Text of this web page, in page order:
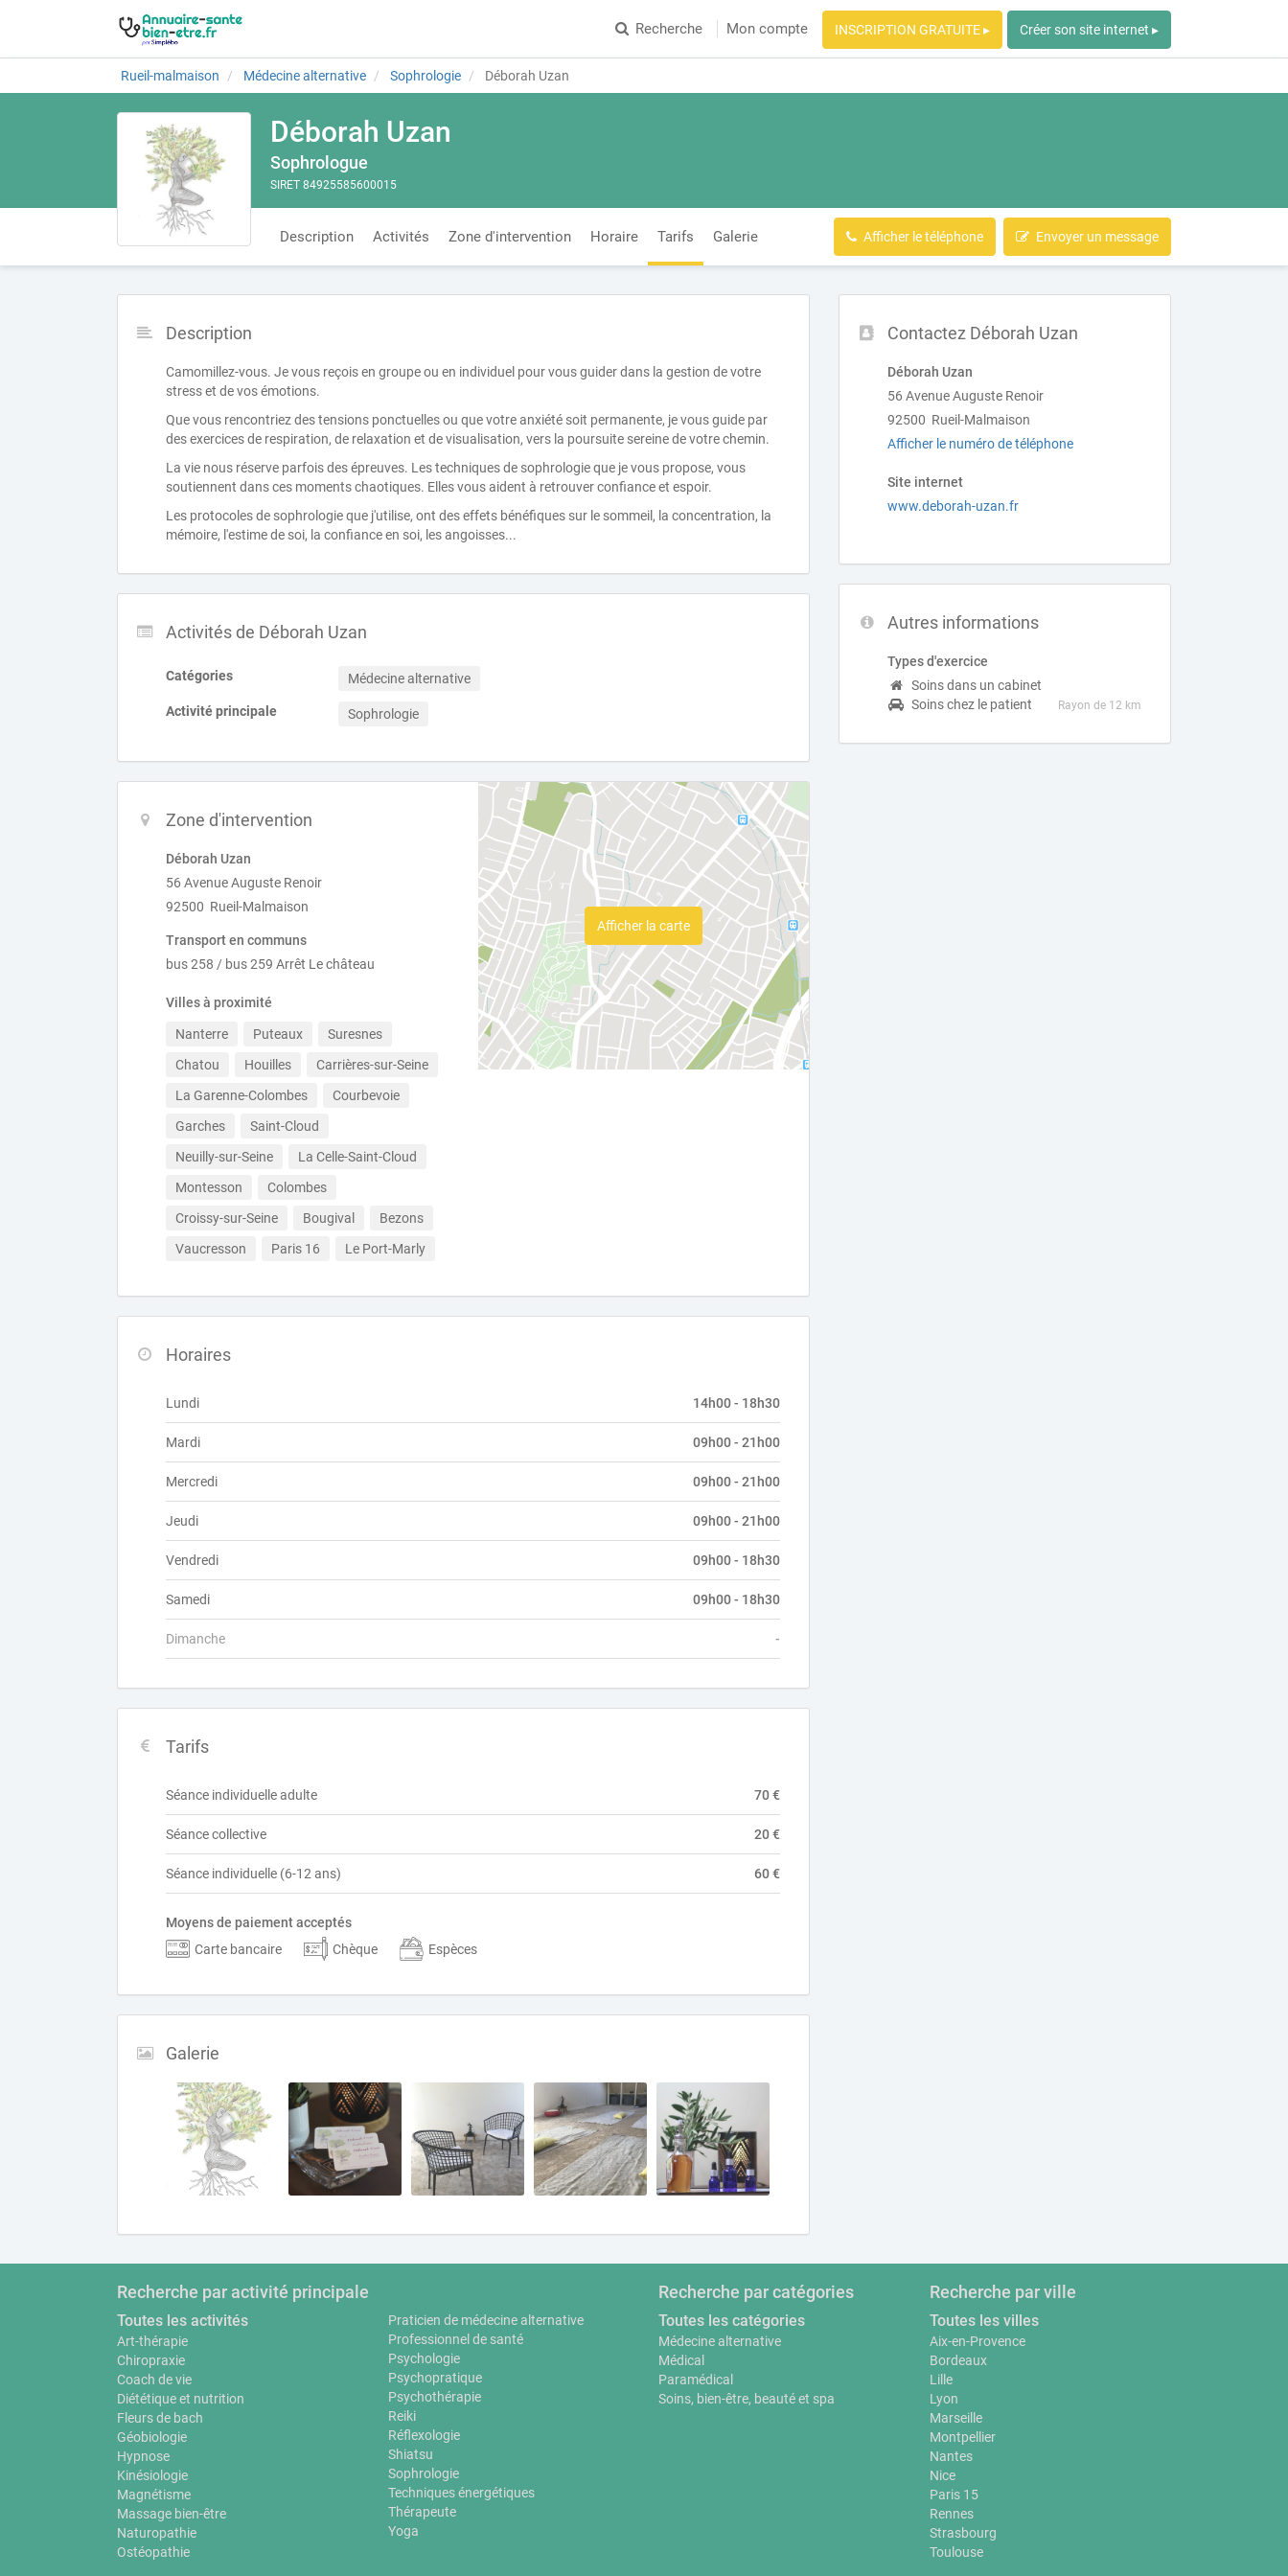
Recherche Mon compte INSCRIPTION GRATUITE ▸ Créer son site internet ▸
Rueil-malmaison Médecine alternative Sophrologie Déborah Uzan
Déborah Uzan
Sophrologue
SIRET 84925585600015
Description Activités Zone d'intervention Horaire Tarifs Galerie Afficher le téléphone Envoyer un message
Contactez Déborah Uzan
Déborah Uzan
56 Avenue Auguste Renoir
92500 Rueil-Malmaison
Afficher le numéro de téléphone
Site internet
www.deborah-uzan.fr
Autres informations
Types d'exercice
Soins dans un cabinet
Soins chez le patient
Rayon de 12 km
Description
Camomillez-vous. Je vous reçois en groupe ou en individuel pour vous guider dans la gestion de votre
stress et de vos émotions.
Que vous rencontriez des tensions ponctuelles ou que votre anxiété soit permanente, je vous guide par
des exercices de respiration, de relaxation et de visualisation, vers la poursuite sereine de votre chemin.
La vie nous réserve parfois des épreuves. Les techniques de sophrologie que je vous propose, vous
soutiennent dans ces moments chaotiques. Elles vous aident à retrouver confiance et espoir.
Les protocoles de sophrologie que j'utilise, ont des effets bénéfiques sur le sommeil, la concentration, la
mémoire, l'estime de soi, la confiance en soi, les angoisses...
Activités de Déborah Uzan
Catégories Médecine alternative
Activité principale Sophrologie
Zone d'intervention
Déborah Uzan
56 Avenue Auguste Renoir
92500 Rueil-Malmaison
Transport en communs
bus 258 / bus 259 Arrêt Le château
Villes à proximité
Nanterre Puteaux
Suresnes
Chatou
Houilles
Carrières-sur-Seine
La Garenne-Colombes
Courbevoie
Garches
Saint-Cloud
Neuilly-sur-Seine
La Celle-Saint-Cloud
Montesson
Colombes
Croissy-sur-Seine
Bougival
Bezons
Vaucresson
Paris 16 Le Port-Marly
Afficher la carte
Horaires
Lundi 14h00 - 18h30
Mardi 09h00 - 21h00
Mercredi 09h00 - 21h00
Jeudi 09h00 - 21h00
Vendredi 09h00 - 18h30
Samedi 09h00 - 18h30
Dimanche -
Tarifs
Séance individuelle adulte 70 €
Séance collective 20 €
Séance individuelle (6-12 ans) 60 €
Moyens de paiement acceptés
Carte bancaire
Chèque Espèces
Galerie
Recherche par activité principale
Toutes les activités
Art-thérapie
Chiropraxie
Coach de vie
Diététique et nutrition
Fleurs de bach
Géobiologie
Hypnose
Kinésiologie
Magnétisme
Massage bien-être
Naturopathie
Ostéopathie
Praticien de médecine alternative
Professionnel de santé
Psychologie
Psychopratique
Psychothérapie
Reiki
Réflexologie
Shiatsu
Sophrologie
Techniques énergétiques
Thérapeute
Yoga
Recherche par catégories
Toutes les catégories
Médecine alternative
Médical
Paramédical
Soins, bien-être, beauté et spa
Recherche par ville
Toutes les villes
Aix-en-Provence
Bordeaux
Lille
Lyon
Marseille
Montpellier
Nantes
Nice
Paris 15
Rennes
Strasbourg
Toulouse